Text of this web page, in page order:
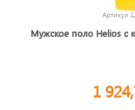
Артикул
Мужское поло Helios с
1